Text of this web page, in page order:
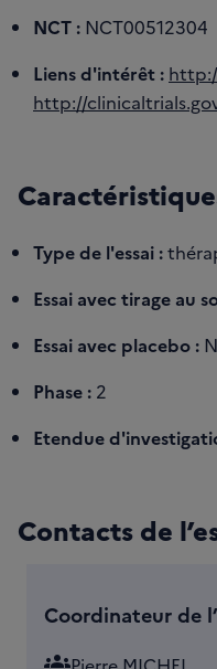
NCT : NCT00512304
Liens d'intérêt :
http://
Type de l'essai :
Essai avec tirage au
Essai avec placebo :
Phase : 2
Etendue
Contacts de
Coordinateur de
groups